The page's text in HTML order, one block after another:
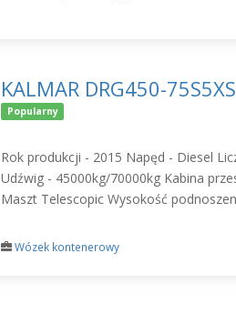
KALMAR DRG450-75S5XS
Popularny
Rok produkcji - 2015 Napęd - Diesel
Udźwig - 45000kg/70000kg Kabina
Maszt Telescopic Wysokość
Wózek kontenerowy